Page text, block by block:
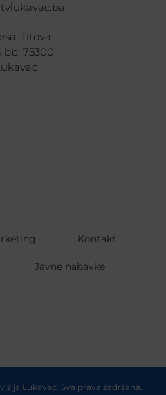
Titova
bb, 75300
Kontakt
Javne nabavke
Lukavac. Sva prava zadržana.